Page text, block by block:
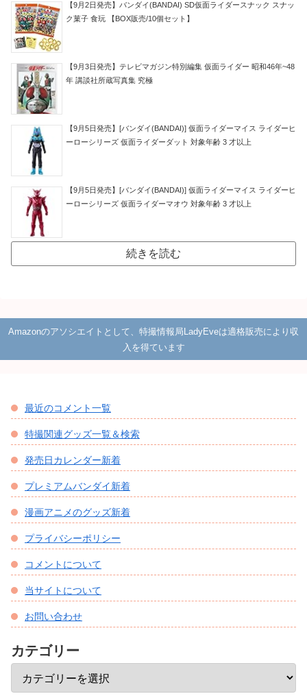
【9月2日発売】バンダイ(BANDAI) SD仮面ライダースナック スナッ
ク菓子 食玩 【BOX販売/10個セット】
【9月3日発売】テレビマガジン特別編集 仮面ライダー 昭和46年~48
年 講談社所蔵写真集 究極
【9月5日発売】[バンダイ(BANDAI)] 仮面ライダーマイス ライダーヒ
ーローシリーズ 仮面ライダーダット 対象年齢 3 才以上
【9月5日発売】[バンダイ(BANDAI)] 仮面ライダーマイス ライダーヒ
ーローシリーズ 仮面ライダーマオウ 対象年齢 3 才以上
続きを読む
Amazonのアソシエイトとして、特撮情報局LadyEveは適格販売により収
入を得ています
最近のコメント一覧
特撮関連グッズ一覧＆検索
発売日カレンダー新着
プレミアムバンダイ新着
漫画アニメのグッズ新着
プライバシーポリシー
コメントについて
当サイトについて
お問い合わせ
カテゴリー